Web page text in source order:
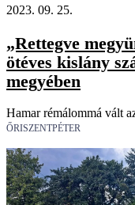
2023. 09. 25.
„Rettegve
ötéves kislány
megyében
Hamar rémálommá vált
ŐRISZENTPÉTER